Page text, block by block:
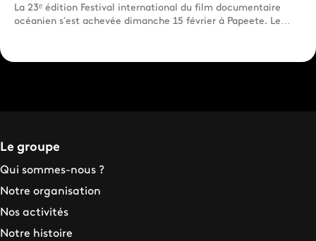
La 23ᵉ édition Festival international du film documentaire
océanien s’est achevée dimanche 15 février à Papeete. Le
Le groupe
Qui sommes-nous ?
Notre organisation
Nos activités
Notre histoire